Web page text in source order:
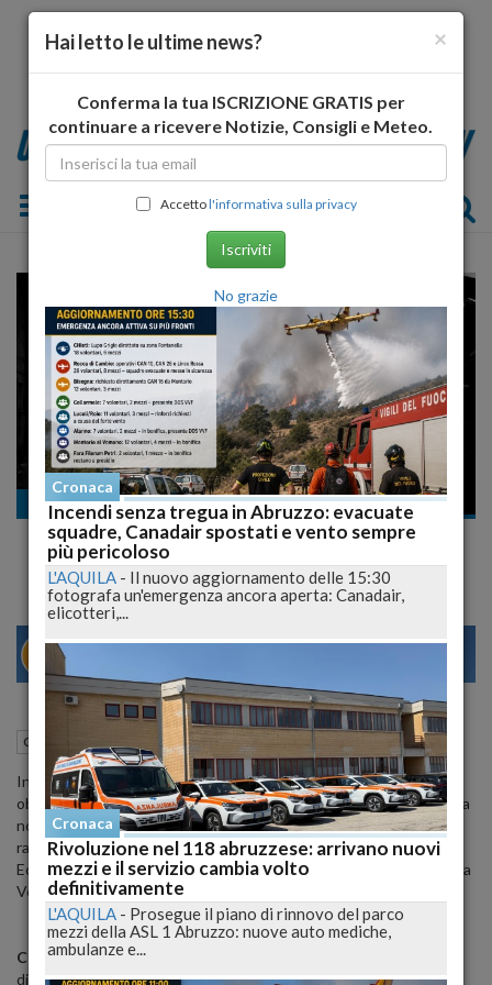
Toggle navigation
Cronaca
Le assicurazioni sui terremoti. All'estero...
28 30
Cronaca 04 Luglio 2009
In molti paesi sviluppati esiste una cosa chiamata assicurazione
obbligatoria contro i danni provocati dalle calamità naturali. In Italia
non c'è. In Italia, e in questa contingenza a a L'Aquila, bastano le
rassicurazioni che i soldi si troveranno.
Ecco un bell'articolo sull'argomento di Donatella Porrini uscito sulla
Voce.info
COME ASSICURARSI DALLE CALAMITA' NATURALI
di Donatella Porrini 21.04.2009
×
Hai letto le ultime news?
Conferma la tua ISCRIZIONE GRATIS per
continuare a ricevere Notizie, Consigli e Meteo.
Accettol'informativa sulla privacy
Iscriviti
No grazie
Cronaca
Incendi senza tregua in Abruzzo: evacuate
squadre, Canadair spostati e vento sempre
più pericoloso
L'AQUILA - Il nuovo aggiornamento delle 15:30
fotografa un'emergenza ancora aperta: Canadair,
elicotteri,...
Cronaca
Rivoluzione nel 118 abruzzese: arrivano nuovi
mezzi e il servizio cambia volto
definitivamente
L'AQUILA - Prosegue il piano di rinnovo del parco
mezzi della ASL 1 Abruzzo: nuove auto mediche,
ambulanze e...